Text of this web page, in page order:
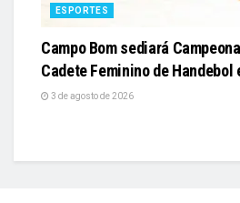
ESPORTES
Campo Bom sediará
Cadete Feminino de Handebol
3 de agosto de 2026